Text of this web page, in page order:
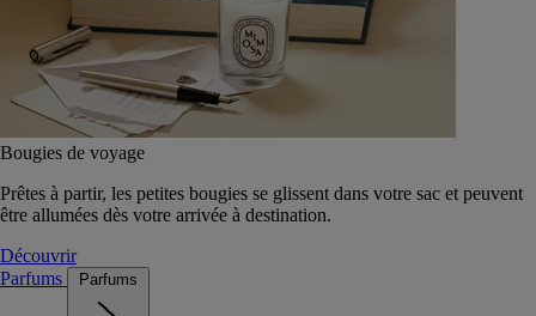
Bougies de voyage
Prêtes à partir, les petites bougies se glissent dans votre sac et peuvent
être allumées dès votre arrivée à destination.
Découvrir
Parfums
Parfums